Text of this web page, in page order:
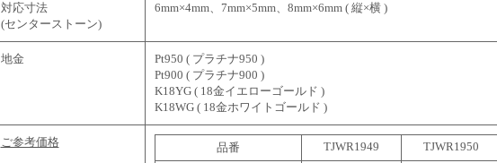
対応寸法
(センターストーン)
6mm×4mm、7mm×5mm、8mm×6mm ( 縦×横 )
地金
Pt950 ( プラチナ950 )
Pt900 ( プラチナ900 )
K18YG ( 18金イエローゴールド )
K18WG ( 18金ホワイトゴールド )
ご参考価格 品番 TJWR1949 TJWR1950